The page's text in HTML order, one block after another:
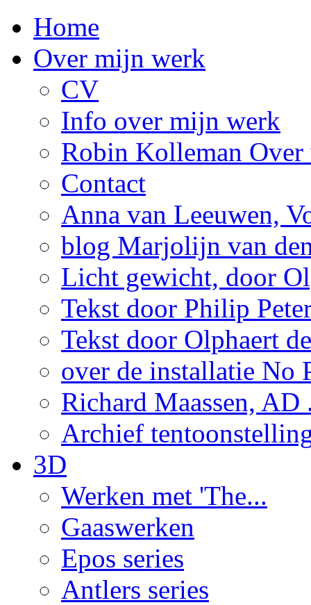
Home
Over mijn werk
CV
Info over mijn werk
Robin Kolleman
Contact
Anna van Leeuwen,
blog Marjolijn van
Licht gewicht, door
Tekst door Philip
Tekst door Olphaert
over de installatie No
Richard Maassen, AD
Archief
3D
Werken met 'The...
Gaaswerken
Epos series
Antlers series